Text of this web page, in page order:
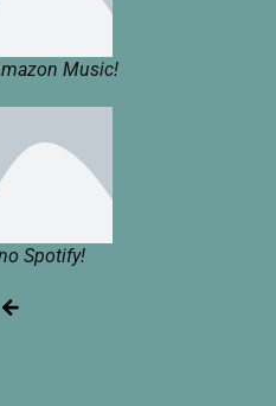
Music!
Spotify!